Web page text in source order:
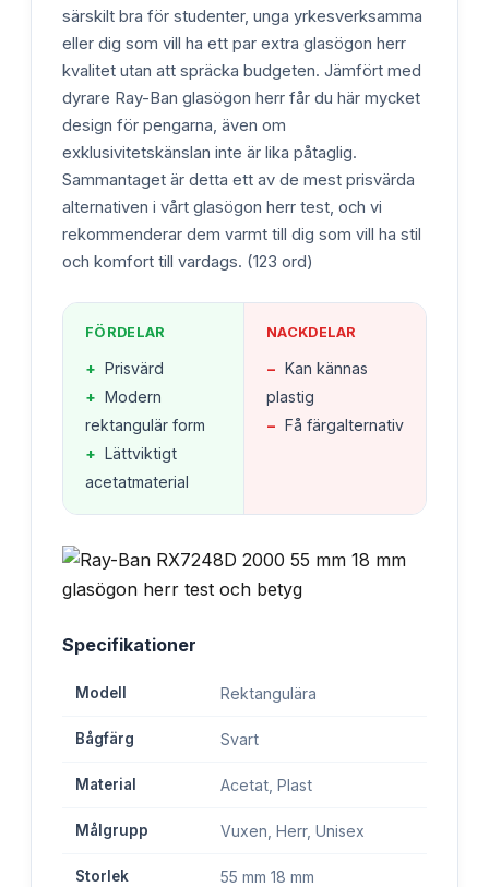
särskilt bra för studenter, unga yrkesverksamma
eller dig som vill ha ett par extra glasögon herr
kvalitet utan att spräcka budgeten. Jämfört med
dyrare Ray-Ban glasögon herr får du här mycket
design för pengarna, även om
exklusivitetskänslan inte är lika påtaglig.
Sammantaget är detta ett av de mest prisvärda
alternativen i vårt glasögon herr test, och vi
rekommenderar dem varmt till dig som vill ha stil
och komfort till vardags. (123 ord)
FÖRDELAR
+ Prisvärd
+ Modern
rektangulär form
+ Lättviktigt
acetatmaterial
NACKDELAR
− Kan kännas
plastig
− Få färgalternativ
Specifikationer
Modell Rektangulära
Bågfärg Svart
Material Acetat, Plast
Målgrupp Vuxen, Herr, Unisex
Storlek 55 mm 18 mm